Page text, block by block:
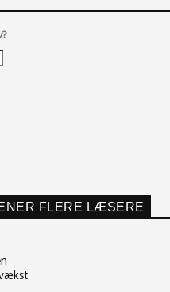
FLERE LÆSERE